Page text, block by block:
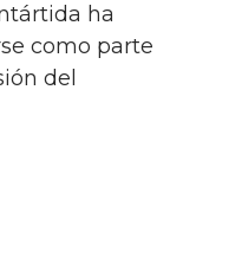
ha
como parte
del